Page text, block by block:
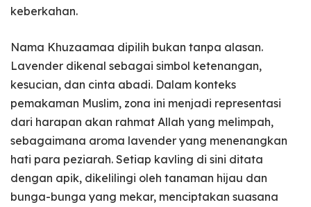
keberkahan.
Nama Khuzaamaa dipilih bukan tanpa alasan.
Lavender dikenal sebagai simbol ketenangan,
kesucian, dan cinta abadi. Dalam konteks
pemakaman Muslim, zona ini menjadi representasi
dari harapan akan rahmat Allah yang melimpah,
sebagaimana aroma lavender yang menenangkan
hati para peziarah. Setiap kavling di sini ditata
dengan apik, dikelilingi oleh tanaman hijau dan
bunga-bunga yang mekar, menciptakan suasana